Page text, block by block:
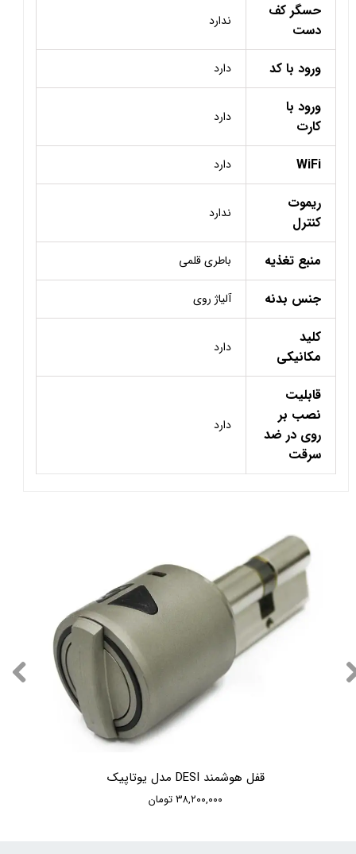
حسگر کف
دست
ندارد
ورود با کد دارد
ورود با
کارت
دارد
WiFi دارد
ریموت
کنترل
ندارد
منبع تغذیه باطری قلمی
جنس بدنه آلیاژ روی
کلید
مکانیکی
دارد
قابلیت
نصب بر
روی در ضد
سرقت
دارد
قفل هوشمند DESI مدل یوتاپیک
۳۸,۲۰۰,۰۰۰ تومان